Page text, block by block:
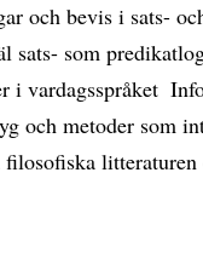
och bevis i sats-
sats- som
i vardagsspråket 
och metoder som